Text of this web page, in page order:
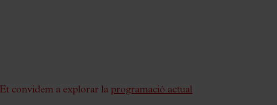
convidem a explorar la programació actual